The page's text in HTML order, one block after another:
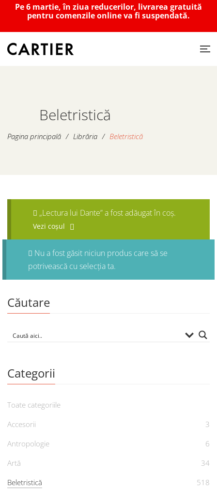
Pe 6 martie, în ziua reducerilor, livrarea gratuită
pentru comenzile online va fi suspendată.
Beletristică
Pagina principală / Librăria / Beletristică
„Lectura lui Dante” a fost adăugat în coș.
Vezi coșul
Nu a fost găsit niciun produs care să se
potrivească cu selecția ta.
Căutare
Categorii
Toate categoriile
Accesorii
3
Antropologie
6
Artă
34
Beletristică
518